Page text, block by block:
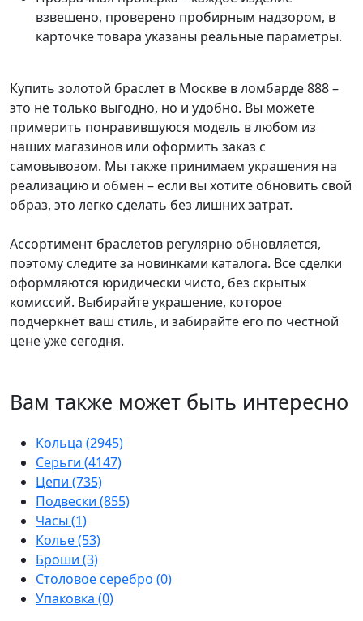
взвешено, проверено пробирным надзором, в
карточке товара указаны реальные параметры.
Купить золотой браслет в Москве в ломбарде 888 –
это не только выгодно, но и удобно. Вы можете
примерить понравившуюся модель в любом из
наших магазинов или оформить заказ с
самовывозом. Мы также принимаем украшения на
реализацию и обмен – если вы хотите обновить свой
образ, это легко сделать без лишних затрат.
Ассортимент браслетов регулярно обновляется,
поэтому следите за новинками каталога. Все сделки
оформляются юридически чисто, без скрытых
комиссий. Выбирайте украшение, которое
подчеркнёт ваш стиль, и забирайте его по честной
цене уже сегодня.
Вам также может быть интересно
Кольца (2945)
Серьги (4147)
Цепи (735)
Подвески (855)
Часы (1)
Колье(53)
Броши (3)
Столовое серебро (0)
Упаковка (0)